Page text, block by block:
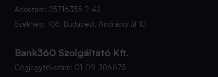
Adószám: 25716355-2-42
Székhely: 1061 Budapest, Andrássy út 10.
Bank360 Szolgáltató Kft.
Cégjegyzékszám: 01-09-386875